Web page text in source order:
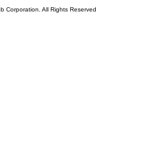
Corporation. All Rights Reserved